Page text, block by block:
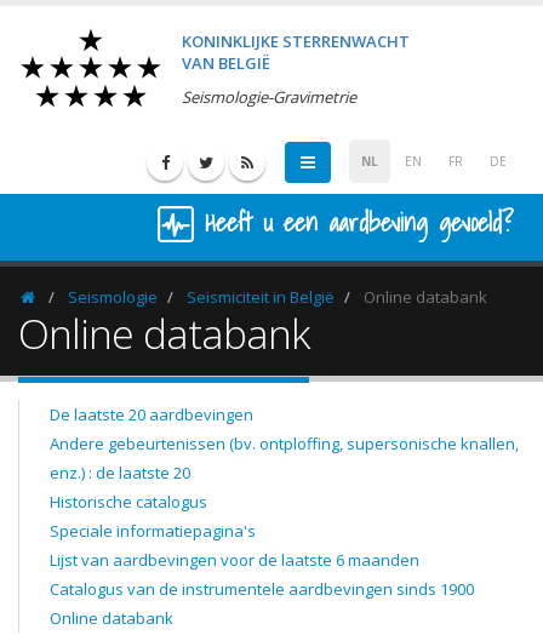
KONINKLIJKE STERRENWACHT
VAN BELGIË
Seismologie-Gravimetrie
NL EN FR DE
Heeft u een aardbeving gevoeld?
HomepageSeismologie Seismiciteit in België Online databank
Online databank
De laatste 20 aardbevingen
Andere gebeurtenissen (bv. ontploffing, supersonische knallen,
enz.) : de laatste 20
Historische catalogus
Speciale informatiepagina's
Lijst van aardbevingen voor de laatste 6 maanden
Catalogus van de instrumentele aardbevingen sinds 1900
Online databank